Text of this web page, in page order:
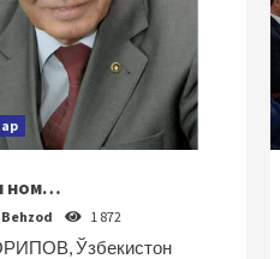
ном…
Behzod 1 872
Ўзбекистон